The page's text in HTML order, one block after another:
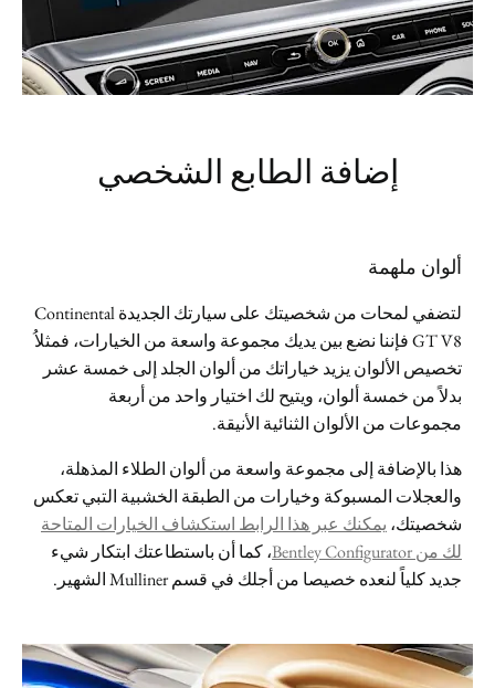
إضافة الطابع الشخصي
ألوان ملهمة
لتضفي لمحات من شخصيتك على سيارتك الجديدة Continental
GT V8 فإننا نضع بين يديك مجموعة واسعة من الخيارات، فمثلاُ
تخصيص الألوان يزيد خياراتك من ألوان الجلد إلى خمسة عشر
بدلاً من خمسة ألوان، ويتيح لك اختيار واحد من أربعة
مجموعات من الألوان الثنائية الأنيقة.
هذا بالإضافة إلى مجموعة واسعة من ألوان الطلاء المذهلة،
والعجلات المسبوكة وخيارات من الطبقة الخشبية التبي تعكس
شخصيتك، يمكنك عبر هذا الرابط استكشاف الخيارات المتاحة
لك من Bentley Configurator
، كما أن باستطاعتك ابتكار شيء
جديد كلياً لنعده خصيصا من أجلك في قسم Mulliner الشهير.